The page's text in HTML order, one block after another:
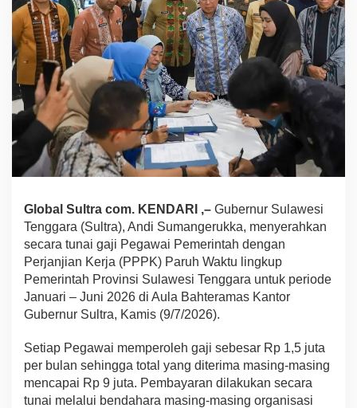
,
G
u
b
r
n
S
u
l
t
a
S
e
r
a
h
k
a
p
e
Global Sultra com. KENDARI ,– Gubernur Sulawesi
Tenggara (Sultra), Andi Sumangerukka, menyerahkan
secara tunai gaji Pegawai Pemerintah dengan
Perjanjian Kerja (PPPK) Paruh Waktu lingkup
Pemerintah Provinsi Sulawesi Tenggara untuk periode
Januari – Juni 2026 di Aula Bahteramas Kantor
Gubernur Sultra, Kamis (9/7/2026).
Setiap Pegawai memperoleh gaji sebesar Rp 1,5 juta
per bulan sehingga total yang diterima masing-masing
mencapai Rp 9 juta. Pembayaran dilakukan secara
tunai melalui bendahara masing-masing organisasi